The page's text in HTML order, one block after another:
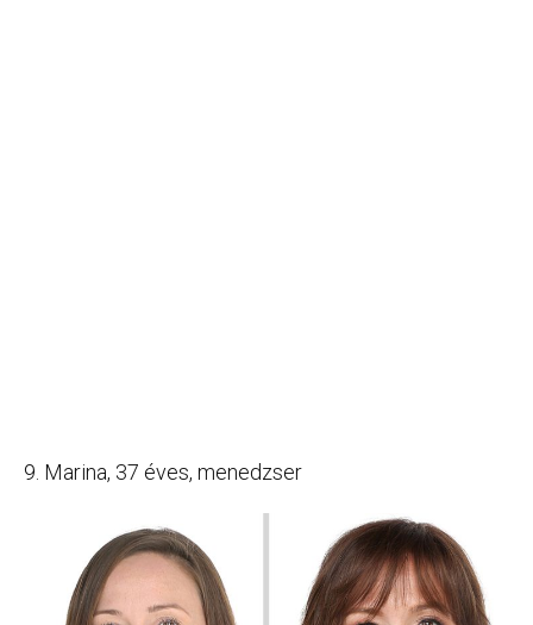
9. Marina, 37 éves, menedzser